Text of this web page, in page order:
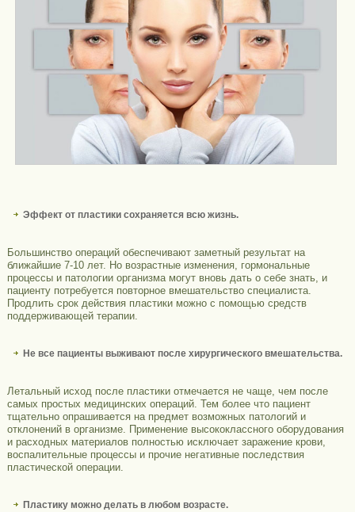
Эффект от пластики сохраняется всю жизнь.
Большинство операций обеспечивают заметный результат на
ближайшие 7-10 лет. Но возрастные изменения, гормональные
процессы и патологии организма могут вновь дать о себе знать, и
пациенту потребуется повторное вмешательство специалиста.
Продлить срок действия пластики можно с помощью средств
поддерживающей терапии.
Не все пациенты выживают после хирургического вмешательства.
Летальный исход после пластики отмечается не чаще, чем после
самых простых медицинских операций. Тем более что пациент
тщательно опрашивается на предмет возможных патологий и
отклонений в организме. Применение высококлассного оборудования
и расходных материалов полностью исключает заражение крови,
воспалительные процессы и прочие негативные последствия
пластической операции.
Пластику можно делать в любом возрасте.